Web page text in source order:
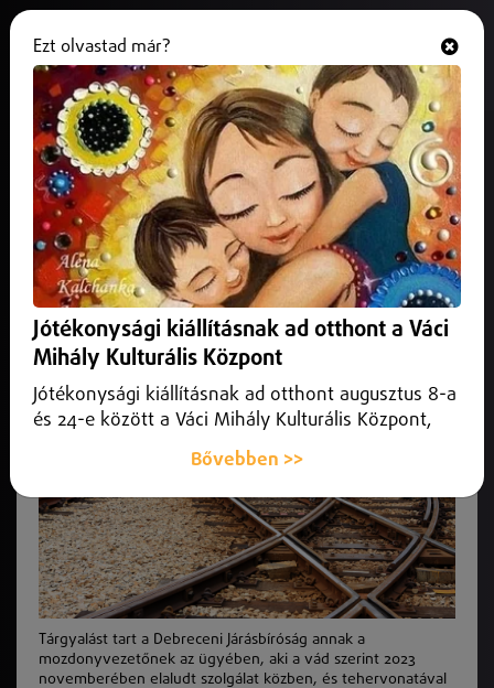
Debrecenben tárgyalják a tilos
jelzésen áthaladó, elalvó
mozdonyvezető ügyét.
2026. június 10. Debrecen
Az ügyészség gondatlan vasúti közlekedés
veszélyeztetése és közérdekű üzem működésének
gondatlan megzavarása miatt emelt vádat ellene.
Tárgyalást tart a Debreceni Járásbíróság annak a
mozdonyvezetőnek az ügyében, aki a vád szerint 2023
novemberében elaludt szolgálat közben, és tehervonatával
Ezt olvastad már?
Jótékonysági kiállításnak ad otthont a Váci
Mihály Kulturális Központ
Jótékonysági kiállításnak ad otthont augusztus 8-a
és 24-e között a Váci Mihály Kulturális Központ,
Bővebben >>